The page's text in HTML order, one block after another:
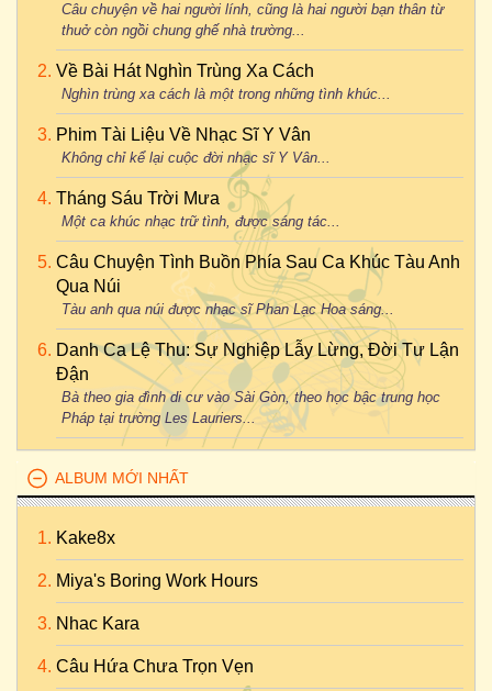
Câu chuyện về hai người lính, cũng là hai người bạn thân từ
thuở còn ngồi chung ghế nhà trường...
Về Bài Hát Nghìn Trùng Xa Cách
Nghìn trùng xa cách là một trong những tình khúc...
Phim Tài Liệu Về Nhạc Sĩ Y Vân
Không chỉ kể lại cuộc đời nhạc sĩ Y Vân...
Tháng Sáu Trời Mưa
Một ca khúc nhạc trữ tình, được sáng tác...
Câu Chuyện Tình Buồn Phía Sau Ca Khúc Tàu Anh
Qua Núi
Tàu anh qua núi được nhạc sĩ Phan Lạc Hoa sáng...
Danh Ca Lệ Thu: Sự Nghiệp Lẫy Lừng, Đời Tư Lận
Đận
Bà theo gia đình di cư vào Sài Gòn, theo học bậc trung học
Pháp tại trường Les Lauriers...
ALBUM MỚI NHẤT
Kake8x
Miya's Boring Work Hours
Nhac Kara
Câu Hứa Chưa Trọn Vẹn